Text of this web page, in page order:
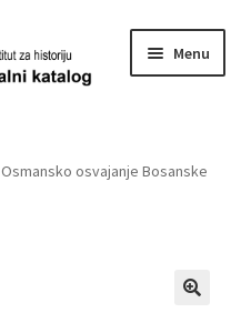
Menu
Osmansko osvajanje Bosanske